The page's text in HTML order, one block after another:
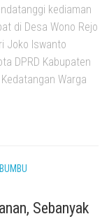
kediaman
di Desa Wono Rejo
Joko Iswanto
DPRD Kabupaten
Warga
Sebanyak